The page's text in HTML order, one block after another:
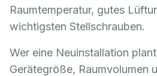
Raumtemperatur, gutes
wichtigsten Stellschrauben.
Wer eine Neuinstallation
Gerätegröße, Raumvolumen